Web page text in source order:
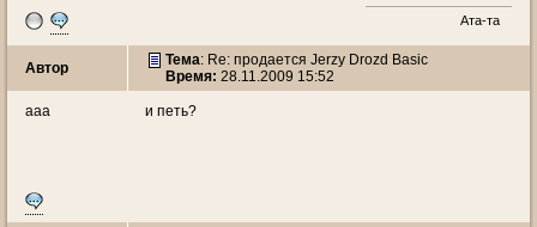
Ата-та
Автор Тема: Re: продается Jerzy Drozd Basic
Время: 28.11.2009 15:52
aaa и петь?